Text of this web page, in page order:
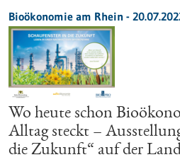
Bioökonomie am Rhein -
Wo heute schon
Alltag steckt –
die Zukunft“ auf der